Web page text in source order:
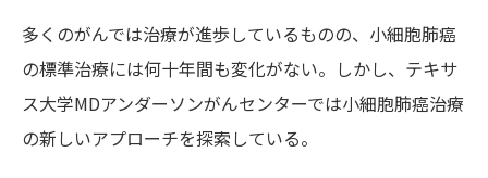
多くのがんでは治療が進歩しているものの、小細胞肺癌
の標準治療には何十年間も変化がない。しかし、テキサ
ス大学MDアンダーソンがんセンターでは小細胞肺癌治療
の新しいアプローチを探索している。